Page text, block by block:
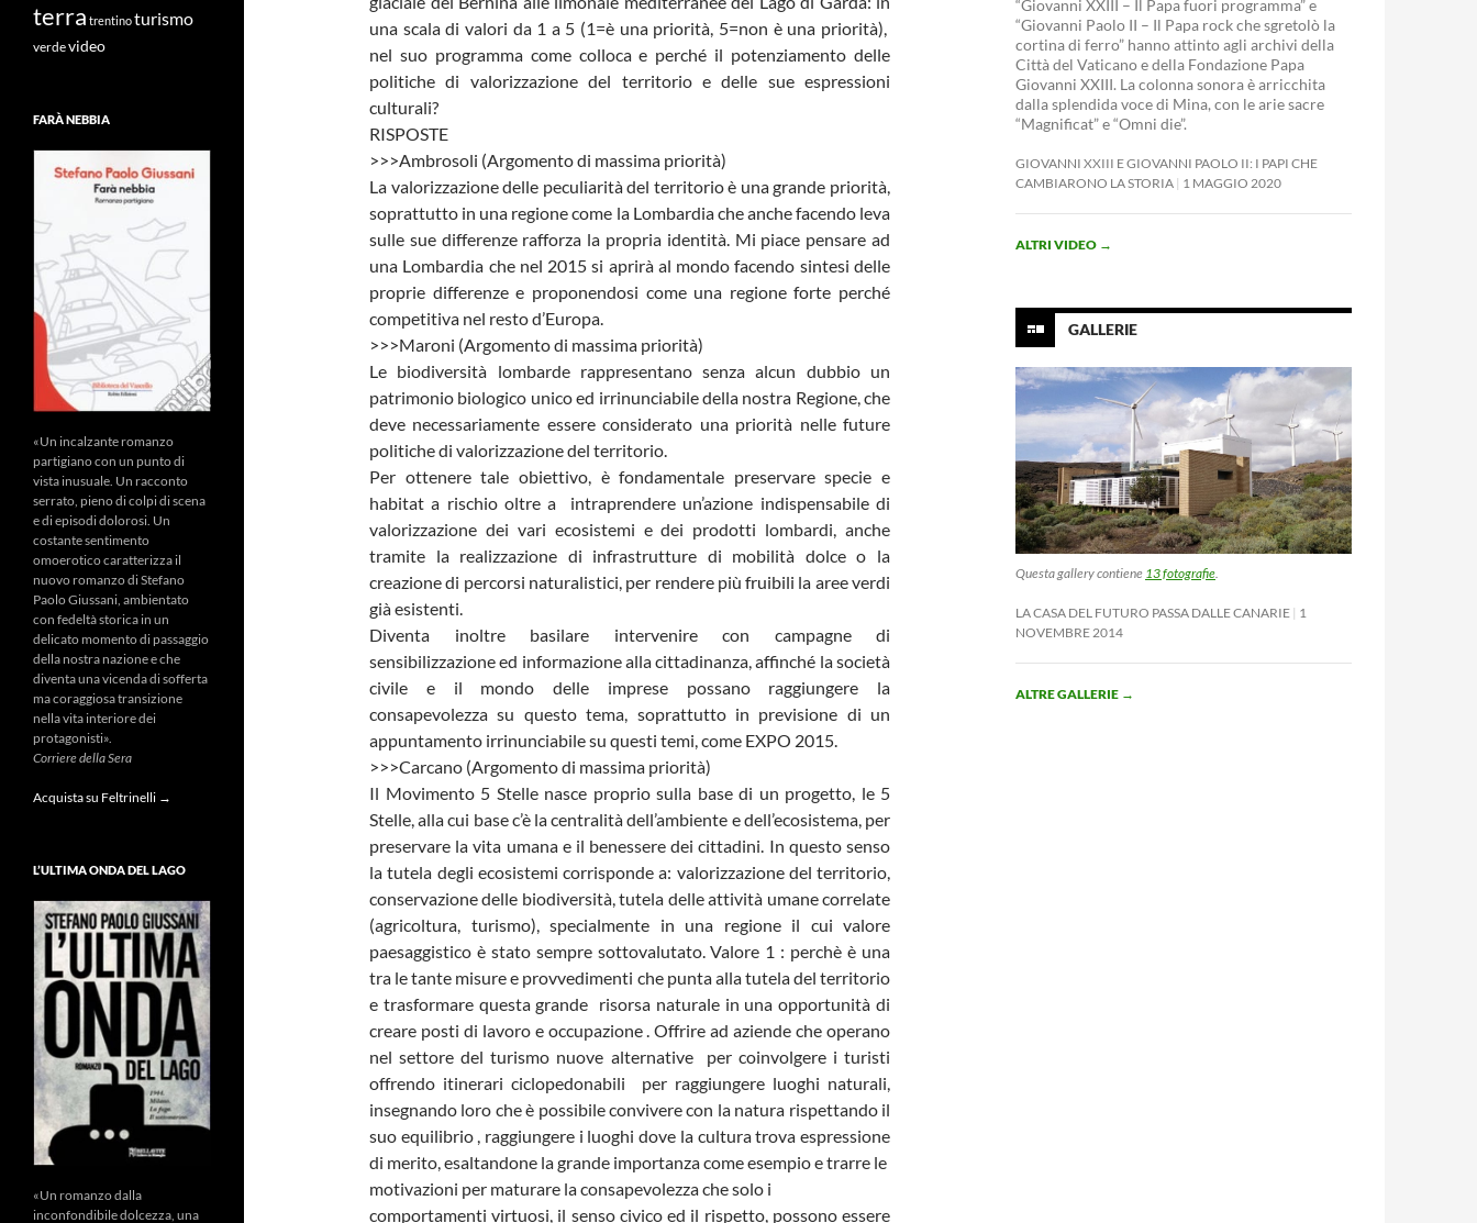
una scala di valori da 1 a 5 (1=è una priorità, 5=non è una priorità),
nel suo programma come colloca e perché il potenziamento delle
politiche di valorizzazione del territorio e delle sue espressioni
culturali?
RISPOSTE
>>>Ambrosoli (Argomento di massima priorità)
La valorizzazione delle peculiarità del territorio è una grande priorità,
soprattutto in una regione come la Lombardia che anche facendo leva
sulle sue differenze rafforza la propria identità. Mi piace pensare ad
una Lombardia che nel 2015 si aprirà al mondo facendo sintesi delle
proprie differenze e proponendosi come una regione forte perché
competitiva nel resto d’Europa.
>>>Maroni (Argomento di massima priorità)
Le biodiversità lombarde rappresentano senza alcun dubbio un
patrimonio biologico unico ed irrinunciabile della nostra Regione, che
deve necessariamente essere considerato una priorità nelle future
politiche di valorizzazione del territorio.
Per ottenere tale obiettivo, è fondamentale preservare specie e
habitat a rischio oltre a intraprendere un’azione indispensabile di
valorizzazione dei vari ecosistemi e dei prodotti lombardi, anche
tramite la realizzazione di infrastrutture di mobilità dolce o la
creazione di percorsi naturalistici, per rendere più fruibili la aree verdi
già esistenti.
Diventa inoltre basilare intervenire con campagne di
sensibilizzazione ed informazione alla cittadinanza, affinché la società
civile e il mondo delle imprese possano raggiungere la
consapevolezza su questo tema, soprattutto in previsione di un
appuntamento irrinunciabile su questi temi, come EXPO 2015.
>>>Carcano (Argomento di massima priorità)
Il Movimento 5 Stelle nasce proprio sulla base di un progetto, le 5
Stelle, alla cui base c’è la centralità dell’ambiente e dell’ecosistema, per
preservare la vita umana e il benessere dei cittadini. In questo senso
la tutela degli ecosistemi corrisponde a: valorizzazione del territorio,
conservazione delle biodiversità, tutela delle attività umane correlate
(agricoltura, turismo), specialmente in una regione il cui valore
paesaggistico è stato sempre sottovalutato. Valore 1 : perchè è una
tra le tante misure e provvedimenti che punta alla tutela del territorio
e trasformare questa grande risorsa naturale in una opportunità di
creare posti di lavoro e occupazione . Offrire ad aziende che operano
nel settore del turismo nuove alternative per coinvolgere i turisti
offrendo itinerari ciclopedonabili per raggiungere luoghi naturali,
insegnando loro che è possibile convivere con la natura rispettando il
suo equilibrio , raggiungere i luoghi dove la cultura trova espressione
di merito, esaltandone la grande importanza come esempio e trarre le
motivazioni per maturare la consapevolezza che solo i
comportamenti virtuosi, il senso civico ed il rispetto, possono essere
“Giovanni XXIII – Il Papa fuori programma” e
“Giovanni Paolo II – Il Papa rock che sgretolò la
cortina di ferro” hanno attinto agli archivi della
Città del Vaticano e della Fondazione Papa
Giovanni XXIII. La colonna sonora è arricchita
dalla splendida voce di Mina, con le arie sacre
“Magnificat” e “Omni die”.
GIOVANNI XXIII E GIOVANNI PAOLO II: I PAPI CHE
CAMBIARONO LA STORIA 1 MAGGIO 2020
ALTRI VIDEO →
GALLERIE
Questa gallery contiene 13 fotografie.
LA CASA DEL FUTURO PASSA DALLE CANARIE 1
NOVEMBRE 2014
ALTRE GALLERIE →
terra trentinoturismo
verdevideo
FARÀ NEBBIA
«Un incalzante romanzo
partigiano con un punto di
vista inusuale. Un racconto
serrato, pieno di colpi di scena
e di episodi dolorosi. Un
costante sentimento
omoerotico caratterizza il
nuovo romanzo di Stefano
Paolo Giussani, ambientato
con fedeltà storica in un
delicato momento di passaggio
della nostra nazione e che
diventa una vicenda di sofferta
ma coraggiosa transizione
nella vita interiore dei
protagonisti».
Corriere della Sera
Acquista su Feltrinelli →
L’ULTIMA ONDA DEL LAGO
«Un romanzo dalla
inconfondibile dolcezza, una